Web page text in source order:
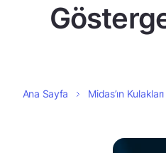
Ana Sayfa Midas’ın Kulakları